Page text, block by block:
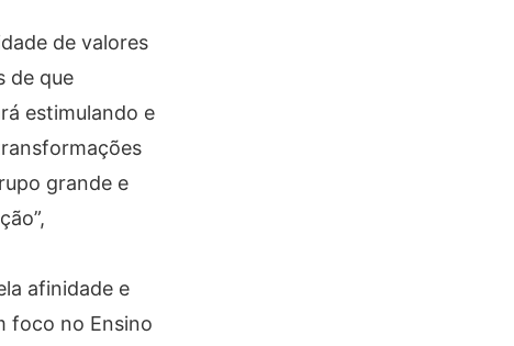
de valores
de que
estimulando e
grande e
afinidade e
foco no Ensino